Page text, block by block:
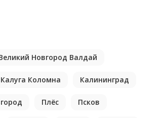
Новгород Валдай
Калуга Коломна Калининград
Плёс Псков